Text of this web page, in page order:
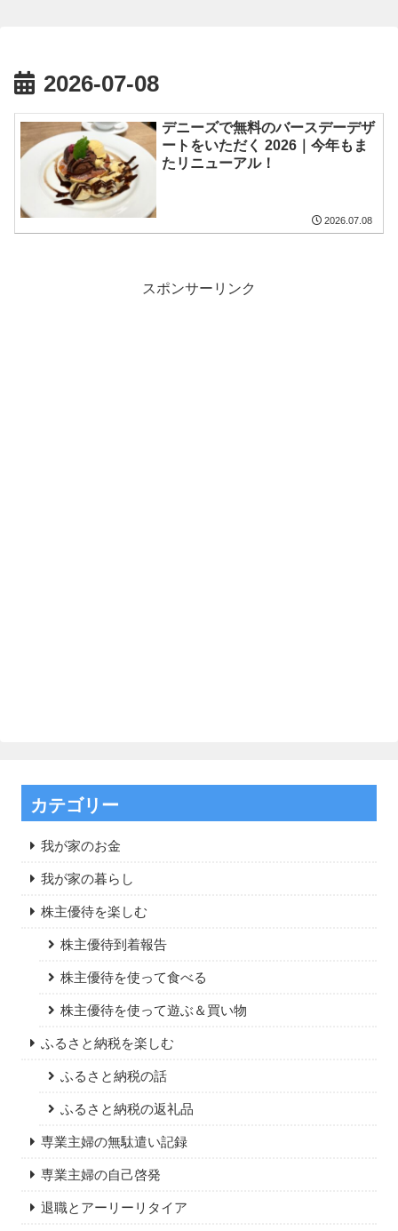
2026-07-08
デニーズで無料のバースデーデザ
ートをいただく 2026｜今年もま
たリニューアル！
2026.07.08
スポンサーリンク
カテゴリー
我が家のお金
我が家の暮らし
株主優待を楽しむ
株主優待到着報告
株主優待を使って食べる
株主優待を使って遊ぶ＆買い物
ふるさと納税を楽しむ
ふるさと納税の話
ふるさと納税の返礼品
専業主婦の無駄遣い記録
専業主婦の自己啓発
退職とアーリーリタイア